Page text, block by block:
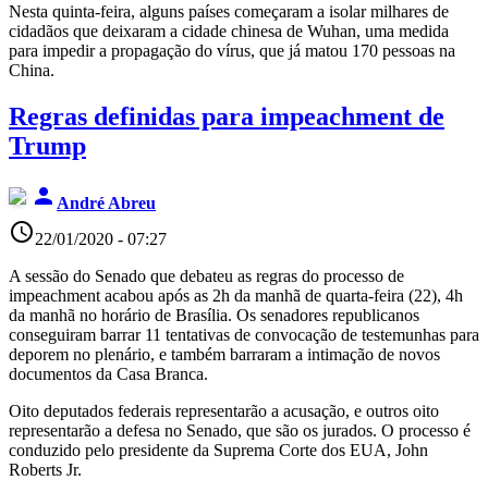
Nesta quinta-feira, alguns países começaram a isolar milhares de
cidadãos que deixaram a cidade chinesa de Wuhan, uma medida
para impedir a propagação do vírus, que já matou 170 pessoas na
China.
Regras definidas para impeachment de
Trump
person André Abreu
access_time22/01/2020 - 07:27
A sessão do Senado que debateu as regras do processo de
impeachment acabou após as 2h da manhã de quarta-feira (22), 4h
da manhã no horário de Brasília. Os senadores republicanos
conseguiram barrar 11 tentativas de convocação de testemunhas para
deporem no plenário, e também barraram a intimação de novos
documentos da Casa Branca.
Oito deputados federais representarão a acusação, e outros oito
representarão a defesa no Senado, que são os jurados. O processo é
conduzido pelo presidente da Suprema Corte dos EUA, John
Roberts Jr.